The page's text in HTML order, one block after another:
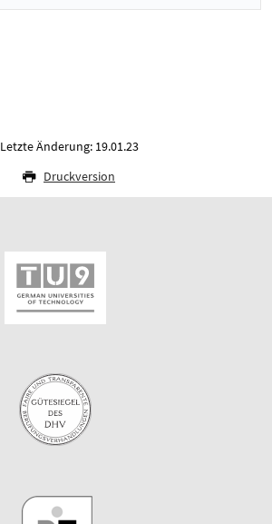
Letzte Änderung: 19.01.23
Druckversion